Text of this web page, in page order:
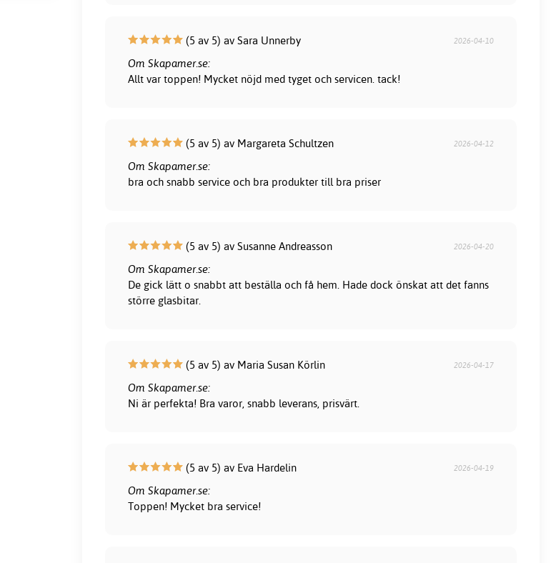
(5 av 5) av Sara Unnerby 2026-04-10
Om Skapamer.se:
Allt var toppen! Mycket nöjd med tyget och servicen. tack!
(5 av 5) av Margareta Schultzen 2026-04-12
Om Skapamer.se:
bra och snabb service och bra produkter till bra priser
(5 av 5) av Susanne Andreasson 2026-04-20
Om Skapamer.se:
De gick lätt o snabbt att beställa och få hem. Hade dock önskat att det fanns
större glasbitar.
(5 av 5) av Maria Susan Körlin 2026-04-17
Om Skapamer.se:
Ni är perfekta! Bra varor, snabb leverans, prisvärt.
(5 av 5) av Eva Hardelin 2026-04-19
Om Skapamer.se:
Toppen! Mycket bra service!